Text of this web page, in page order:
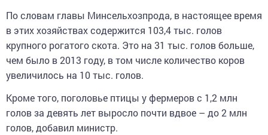
По словам главы Минсельхозпрода, в настоящее время
в этих хозяйствах содержится 103,4 тыс. голов
крупного рогатого скота. Это на 31 тыс. голов больше,
чем было в 2013 году, в том числе количество коров
увеличилось на 10 тыс. голов.
Кроме того, поголовье птицы у фермеров с 1,2 млн
голов за девять лет выросло почти вдвое – до 2 млн
голов, добавил министр.